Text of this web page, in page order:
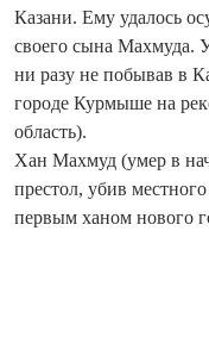
Казани. Ему удалось
своего сына Махмуда.
ни разу не побывав в
городе Курмыше на
область).
Хан Махмуд (умер в
престол, убив
первым ханом нового